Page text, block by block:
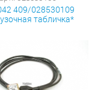
409/028530109
табличка*